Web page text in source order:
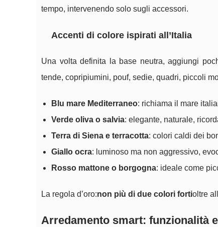
tempo, intervenendo solo sugli accessori.
Accenti di colore ispirati all’Italia
Una volta definita la base neutra, aggiungi
tende, copripiumini, pouf, sedie, quadri, piccoli
Blu mare Mediterraneo: richiama il mare
Verde oliva o salvia: elegante, naturale,
Terra di Siena e terracotta: colori caldi dei
Giallo ocra: luminoso ma non aggressivo,
Rosso mattone o borgogna: ideale come
La regola d’oro:non più di due colori fortioltre
Arredamento smart: funzionalità